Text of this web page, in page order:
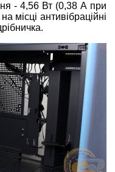
- 4,56 Вт (0,38 А при
місці антивібраційні